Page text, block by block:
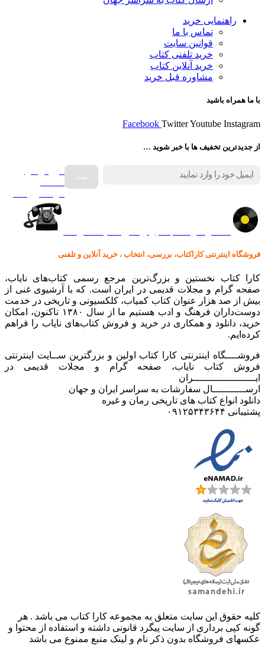
راهنمایی خرید
تماس با ما
قوانین سایت
خرید تلفنی کتاب
خرید آنلاین کتاب
مشاوره قبل خرید
با ما همراه باشید
Facebook TwitterYoutube Instagram
از جدیدترین تخفیف ها با خبر شوید …
فروش انواع
فروشگاه اینترنتی کاراکتاب، بررسی، انتخاب ، خرید آنلاین و تلفنی
کارا کتاب نخستین و بزرگ‌ترین مرجع رسمی کتاب‌های نایاب،
صفحه گرام و مجلات قدیمی در ایران است. که با آرشیوی غنی از
بیش از صد هزار عنوان کتاب کمیاب، کلکسیونی و تاریخی در خدمت
دوست‌داران فرهنگ و ادب هستیم ما از سال ۱۳۸۰ تاکنون، امکان
خرید، دانلود و همکاری در خرید و فروش کتاب‌های نایاب را فراهم
کرده‌ایم.
فروشــــگاه اینترنتی کارا کتاب اولین و بزرگترین ســایت اینترنتی
فروش کتاب نایاب، صفحه گرام و مجلات قدیمی در
ایـــــــــــــــــــــران
ارســـــــــــال سفارشات به سراسر ایران و جهان
دانلود انواع کتاب های تاریخی رمان و غیره
پشتیبانی ۰۹۱۲۵۳۴۳۶۴۴
کليه حقوق اين سايت متعلق به مجموعه کارا کتاب می باشد . هر
گونه کپی برداری از سایت پیگرد قانونی داشته و استفاده از محتوا و
عکسهای فروشگاه بدون ذکر نام و لینک منبع ممنوع می باشد